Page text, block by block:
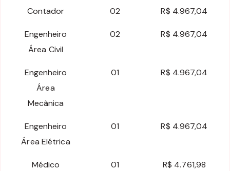
Contador 02 R$ 4.967,04
Engenheiro
Área Civil
02 R$ 4.967,04
Engenheiro
Área
Mecânica
01 R$ 4.967,04
Engenheiro
Área Elétrica
01 R$ 4.967,04
Médico
01 R$ 4.761,98